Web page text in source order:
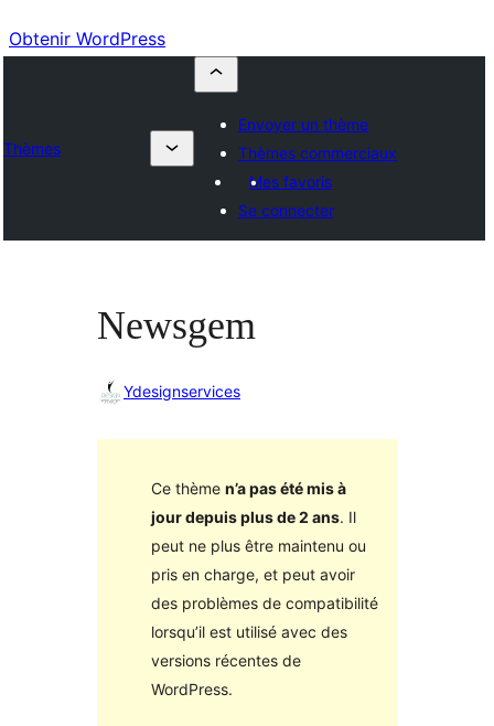
Obtenir WordPress
Thèmes
Envoyer un thème
Thèmes commerciaux
Mes favoris
Se connecter
Newsgem
Ydesignservices
Ce thème n’a pas été mis à
jour depuis plus de 2 ans. Il
peut ne plus être maintenu ou
pris en charge, et peut avoir
des problèmes de compatibilité
lorsqu’il est utilisé avec des
versions récentes de
WordPress.